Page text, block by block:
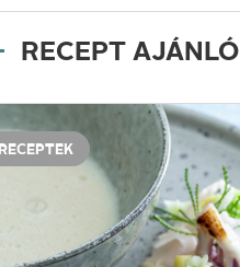
RECEPT AJÁNLÓ
RECEPTEK